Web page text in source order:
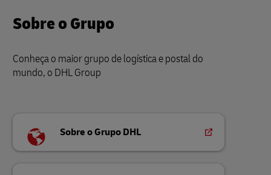
Sobre o Grupo
Conheça o maior grupo de logística e postal do
mundo, o DHL Group
Sobre o Grupo DHL